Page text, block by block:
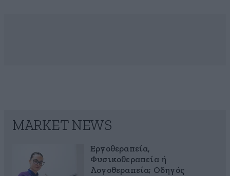
MARKET NEWS
Εργοθεραπεία,
Φυσικοθεραπεία ή
Λογοθεραπεία; Οδηγός